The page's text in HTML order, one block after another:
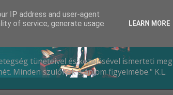
tüneteivel és kezelésével ismerteti meg
Minden szülőnek ajánlom figyelmébe." K.L.
IP address and user-agent
of service, generate usage
LEARN MORE